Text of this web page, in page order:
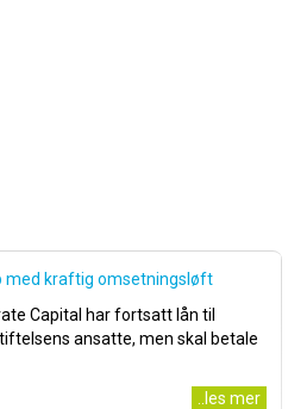
med kraftig omsetningsløft
Capital har fortsatt lån til
ansatte, men skal betale
..les mer